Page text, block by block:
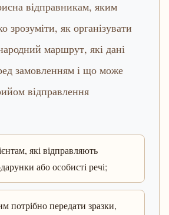
відправникам, яким
зрозуміти, як організувати
маршрут, які дані
замовленням і що може
відправлення
які відправляють
або особисті речі;
потрібно передати зразки,